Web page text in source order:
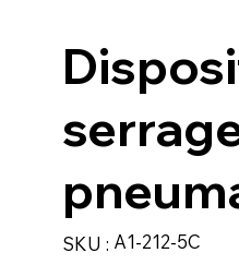
SKU :
SKU
A1-
A1-212-5C